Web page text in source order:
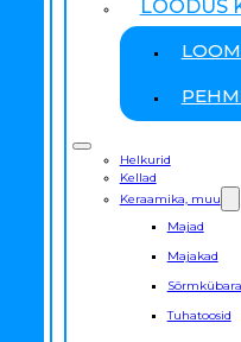
LOODUS
Helkurid
Kellad
Keraamika, muu
Majad
Majakad
Tuhatoosid